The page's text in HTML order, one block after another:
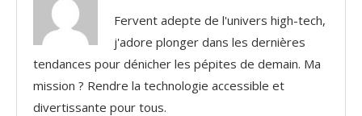
Fervent adepte de l'univers high-tech,
j'adore plonger dans les dernières
tendances pour dénicher les pépites de demain. Ma
mission ? Rendre la technologie accessible et
divertissante pour tous.